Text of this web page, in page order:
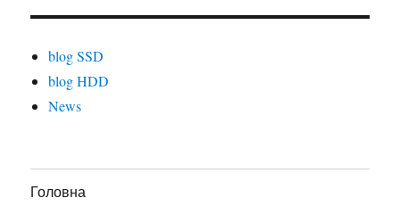
blog SSD
blog HDD
News
Головна